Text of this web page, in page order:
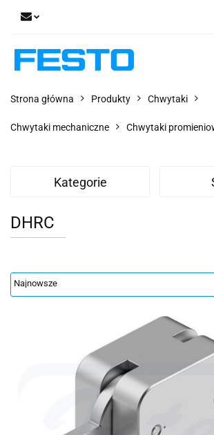
Dodaj
Strona główna Produkty Chwytaki
Chwytaki mechaniczne Chwytaki
Kategorie
DHRC